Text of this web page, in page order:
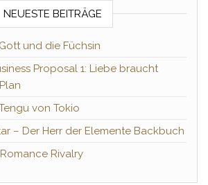
NEUESTE BEITRÄGE
und die Füchsin
Proposal 1: Liebe braucht
von Tokio
– Der Herr der Elemente Backbuch
Rivalry